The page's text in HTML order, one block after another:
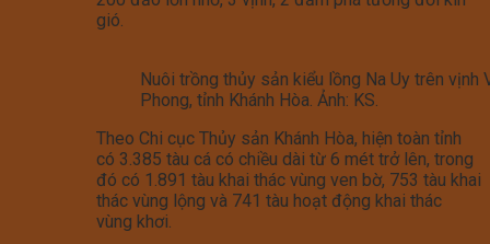
gió.
Nuôi trồng thủy sản kiểu lồng Na Uy trên vịnh
Phong, tỉnh Khánh Hòa. Ảnh: KS.
Theo Chi cục Thủy sản Khánh Hòa, hiện toàn tỉnh
có 3.385 tàu cá có chiều dài từ 6 mét trở lên, trong
đó có 1.891 tàu khai thác vùng ven bờ, 753 tàu khai
thác vùng lộng và 741 tàu hoạt động khai thác
vùng khơi.